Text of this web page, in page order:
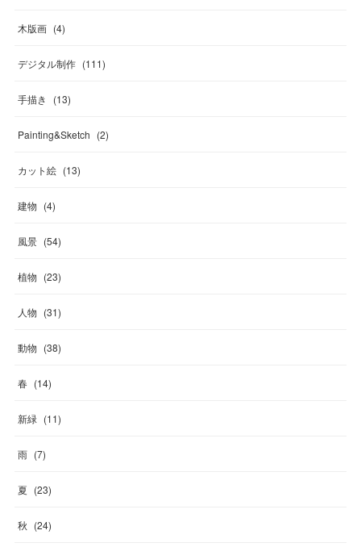
木版画 (4)
デジタル制作 (111)
手描き (13)
Painting&Sketch (2)
カット絵 (13)
建物 (4)
風景 (54)
植物 (23)
人物 (31)
動物 (38)
春 (14)
新緑 (11)
雨 (7)
夏 (23)
秋 (24)